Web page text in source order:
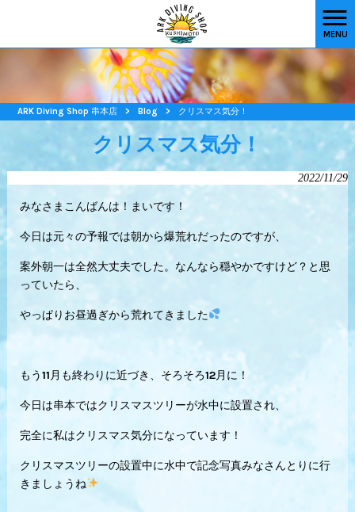
MENU
ARK Diving Shop 串本店 > Blog > クリスマス気分！
クリスマス気分！
2022/11/29
みなさまこんばんは！まいです！
今日は元々の予報では朝から爆荒れだったのですが、
案外朝一は全然大丈夫でした。なんなら穏やかですけど？と思
っていたら、
やっぱりお昼過ぎから荒れてきました
もう11月も終わりに近づき、そろそろ12月に！
今日は串本ではクリスマスツリーが水中に設置され、
完全に私はクリスマス気分になっています！
クリスマスツリーの設置中に水中で記念写真みなさんとりに行
きましょうね